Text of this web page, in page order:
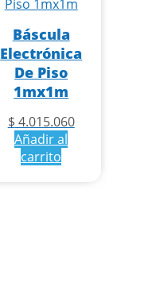
Báscula
Electrónica
De Piso
1mx1m
$ 4.015.060
Añadir al
carrito